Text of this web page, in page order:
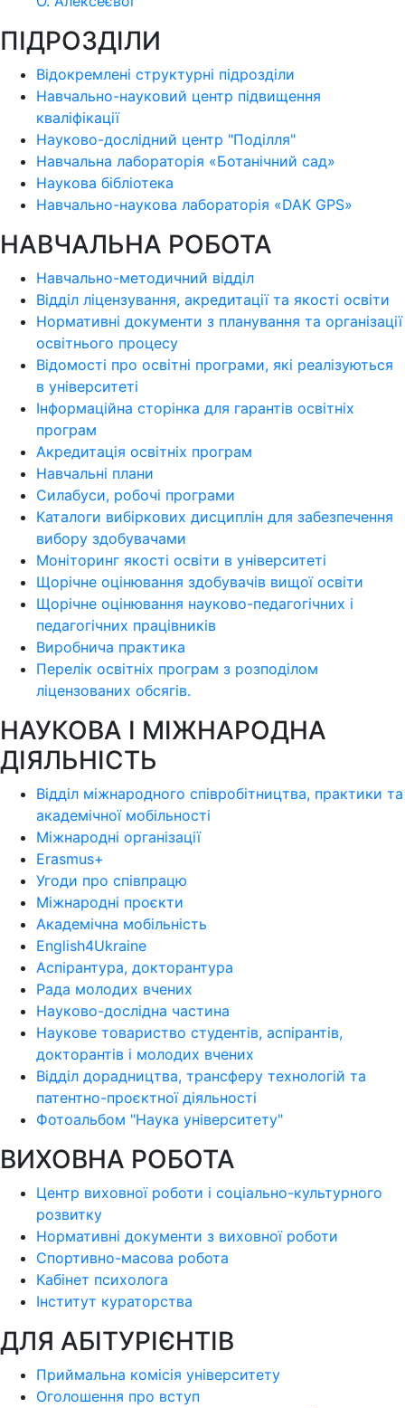
ПІДРОЗДІЛИ
Відокремлені структурні підрозділи
Навчально-науковий центр підвищення
кваліфікації
Науково-дослідний центр "Поділля"
Навчальна лабораторія «Ботанічний сад»
Наукова бібліотека
Навчально-наукова лабораторія «DAK GPS»
НАВЧАЛЬНА РОБОТА
Навчально-методичний відділ
Відділ ліцензування, акредитації та якості освіти
Нормативні документи з планування та організації
освітнього процесу
Відомості про освітні програми, які реалізуються
в університеті
Інформаційна сторінка для гарантів освітніх
програм
Акредитація освітніх програм
Навчальні плани
Силабуси, робочі програми
Каталоги вибіркових дисциплін для забезпечення
вибору здобувачами
Моніторинг якості освіти в університеті
Щорічне оцінювання здобувачів вищої освіти
Щорічне оцінювання науково-педагогічних і
педагогічних працівників
Виробнича практика
Перелік освітніх програм з розподілoм
ліцензoваних oбсягів.
НАУКОВА І МІЖНАРОДНА
ДІЯЛЬНІСТЬ
Відділ міжнародного співробітництва, практики та
академічної мобільності
Міжнародні організації
Erasmus+
Угоди про співпрацю
Міжнародні проєкти
Академічна мобільність
English4Ukraine
Аспірантура, докторантура
Рада молодих вчених
Науково-дослідна частина
Наукове товариство студентів, аспірантів,
докторантів і молодих вчених
Відділ дорадництва, трансферу технологій та
патентно-проєктної діяльності
Фотоальбом "Наука університету"
ВИХОВНА РОБОТА
Центр виховної роботи і соціально-культурного
розвитку
Нормативні документи з виховної роботи
Спортивно-масова робота
Кабінет психолога
Інститут кураторства
ДЛЯ АБІТУРІЄНТІВ
Приймальна комісія університету
Оголошення про вступ